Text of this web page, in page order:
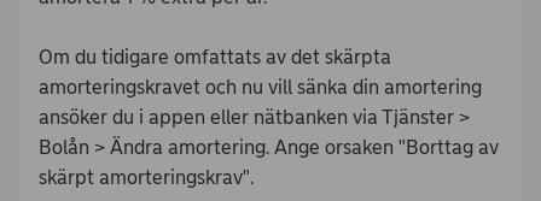
Om du tidigare omfattats av det skärpta
amorteringskravet och nu vill sänka din amortering
ansöker du i appen eller nätbanken via Tjänster >
Bolån > Ändra amortering. Ange orsaken "Borttag av
skärpt amorteringskrav".